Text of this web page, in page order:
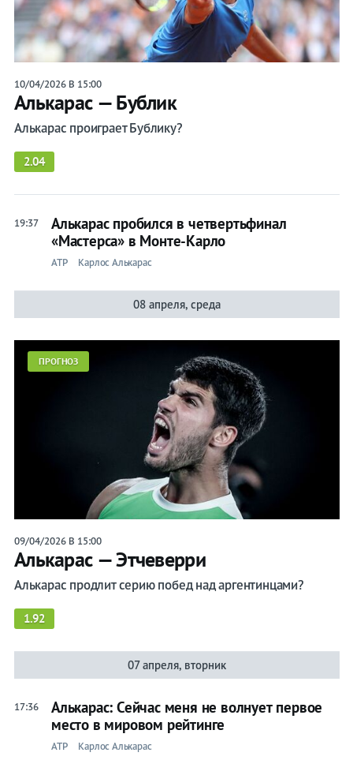
10/04/2026 В 15:00
Алькарас — Бублик
Алькарас проиграет Бублику?
2.04
19:37
Алькарас пробился в четвертьфинал
«Мастерса» в Монте-Карло
ATP Карлос Алькарас
08 апреля, среда
ПРОГНОЗ
09/04/2026 В 15:00
Алькарас — Этчеверри
Алькарас продлит серию побед над аргентинцами?
1.92
07 апреля, вторник
17:36
Алькарас: Сейчас меня не волнует первое
место в мировом рейтинге
ATP Карлос Алькарас